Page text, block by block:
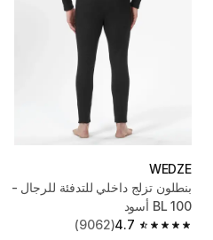
WEDZE
بنطلون تزلج داخلي للتدفئة للرجال -
BL 100 أسود
4.7
4.7 out of 5 stars from 9062 reviews
(9062)